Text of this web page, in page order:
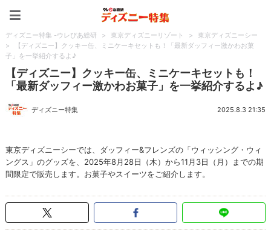
ディズニー特集 -ウレぴあ総研 > 東京ディズニーリゾート >
東京ディズニーシー
>
【ディズニー】クッキー缶、ミニケーキセットも！「最新ダッフィー激かわお菓
子」を一挙紹介するよ♪
【ディズニー】クッキー缶、ミニケーキセットも！
「最新ダッフィー激かわお菓子」を一挙紹介するよ♪
ディズニー特集 2025.8.3 21:35
東京ディズニーシーでは、ダッフィー&フレンズの「ウィッシング・ウィ
ングス」のグッズを、2025年8月28日（木）から11月3日（月）までの期
間限定で販売します。お菓子やスイーツをご紹介します。